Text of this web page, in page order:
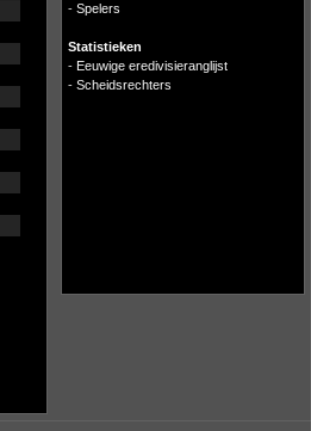
- Spelers
Statistieken
- Eeuwige eredivisieranglijst
- Scheidsrechters